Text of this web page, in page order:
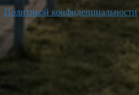
Политикой конфиденциальности